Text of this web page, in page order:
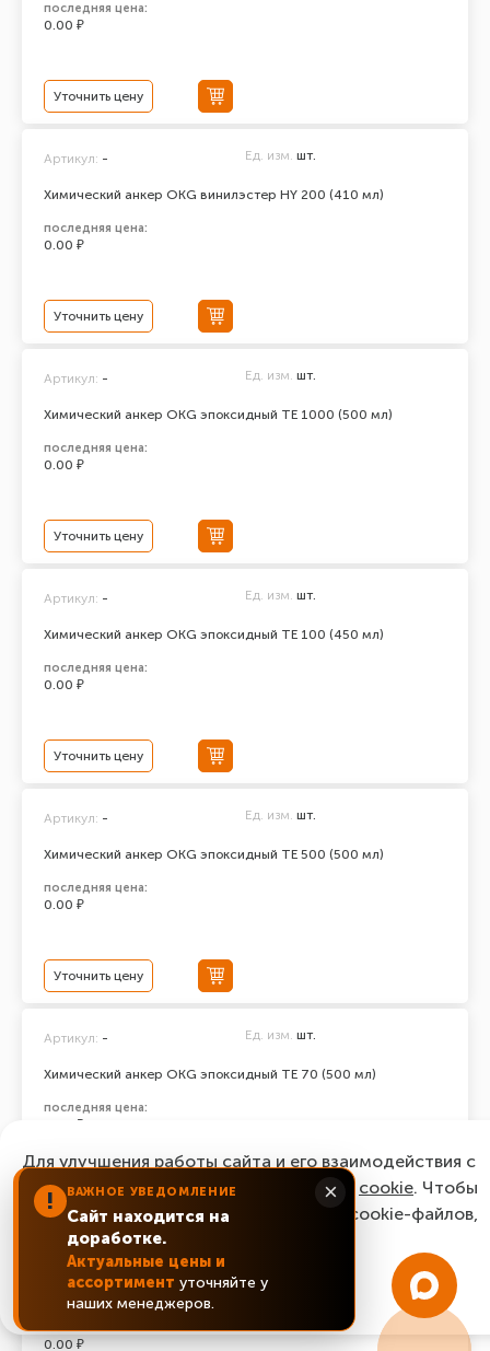
последняя цена:
0.00 ₽
Уточнить цену
Химический анкер ОКG винилэстер HY 200 (410 мл)
Артикул: - Ед. изм. шт.
последняя цена:
0.00 ₽
Уточнить цену
Химический анкер ОКG эпоксидный ТЕ 1000 (500 мл)
Артикул: - Ед. изм. шт.
последняя цена:
0.00 ₽
Уточнить цену
Химический анкер ОКG эпоксидный ТЕ 100 (450 мл)
Артикул: - Ед. изм. шт.
последняя цена:
0.00 ₽
Уточнить цену
Химический анкер ОКG эпоксидный ТЕ 500 (500 мл)
Артикул: - Ед. изм. шт.
последняя цена:
0.00 ₽
Уточнить цену
Химический анкер ОКG эпоксидный ТЕ 70 (500 мл)
Артикул: - Ед. изм. шт.
последняя цена:
0.00 ₽
Уточнить цену
Химический анкер ОКG эпоксидный ТЕ 100 (500 мл)
Артикул: -
последняя цена:
0.00 ₽
! ВАЖНОЕ УВЕДОМЛЕНИЕ
Сайт находится на
доработке.
Актуальные цены и
ассортимент уточняйте у
наших менеджеров.
×
Для улучшения работы сайта и его взаимодействия с
пользователями мы используем файлы cookie. Чтобы
согласиться с нашим использованием cookie-файлов,
нажмите “Ок, понятно!”
ОК, понятно!